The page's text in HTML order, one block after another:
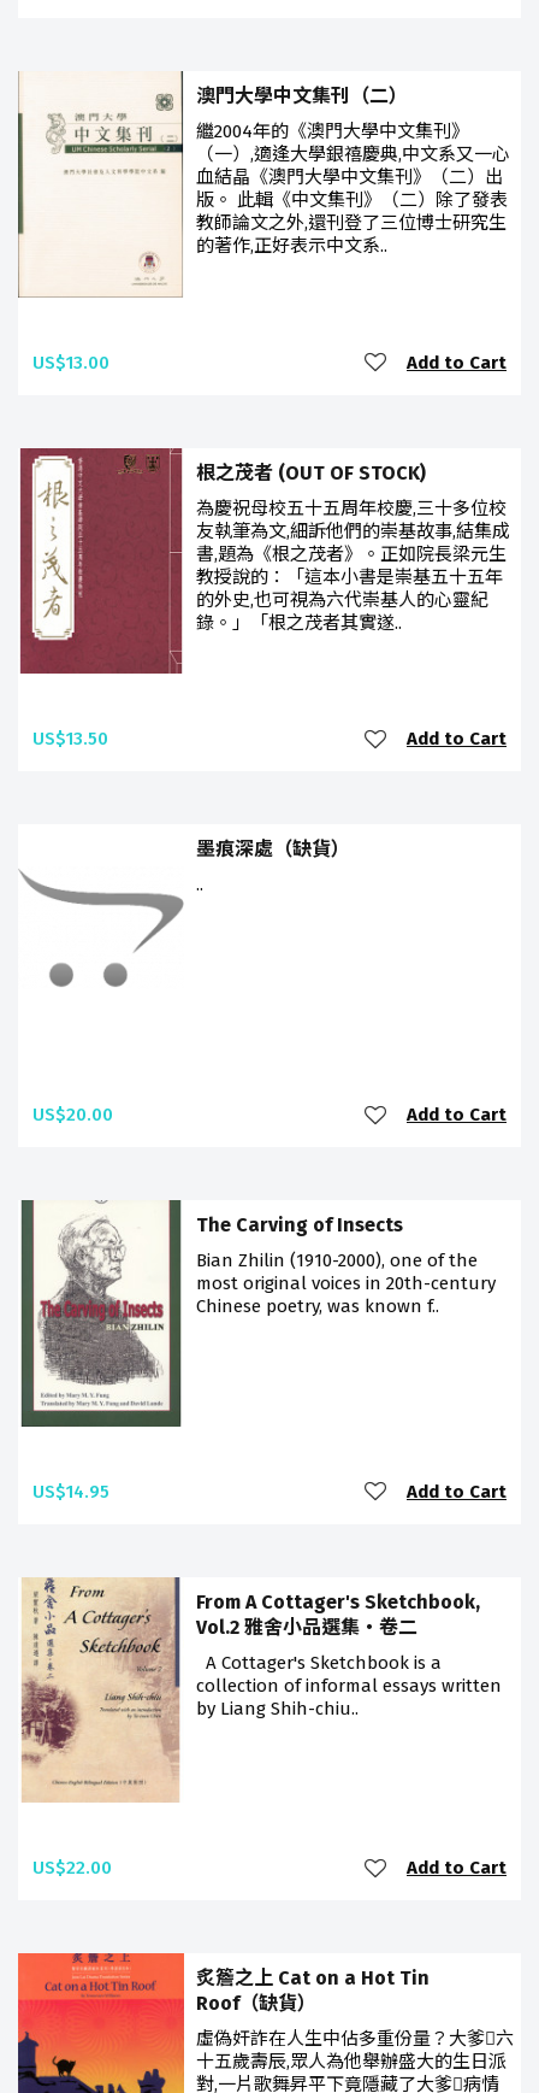
澳門大學中文集刊（二）
繼2004年的《澳門大學中文集刊》
（一）,適逢大學銀禧慶典,中文系又一心
血結晶《澳門大學中文集刊》（二）出
版。 此輯《中文集刊》（二）除了發表
教師論文之外,還刊登了三位博士研究生
的著作,正好表示中文系..
US$13.00 Add to Cart
根之茂者 (OUT OF STOCK)
為慶祝母校五十五周年校慶,三十多位校
友執筆為文,細訴他們的崇基故事,結集成
書,題為《根之茂者》。正如院長梁元生
教授說的：「這本小書是崇基五十五年
的外史,也可視為六代崇基人的心靈紀
錄。」「根之茂者其實遂..
US$13.50 Add to Cart
墨痕深處（缺貨）
..
US$20.00 Add to Cart
The Carving of Insects
Bian Zhilin (1910-2000), one of the
most original voices in 20th-century
Chinese poetry, was known f..
US$14.95 Add to Cart
From A Cottager's Sketchbook,
Vol.2 雅舍小品選集‧卷二
A Cottager's Sketchbook is a
collection of informal essays written
by Liang Shih-chiu..
US$22.00 Add to Cart
炙簷之上 Cat on a Hot Tin
Roof（缺貨）
虛偽奸詐在人生中佔多重份量？大爹六
十五歲壽辰,眾人為他舉辦盛大的生日派
對,一片歌舞昇平下竟隱藏了大爹病情